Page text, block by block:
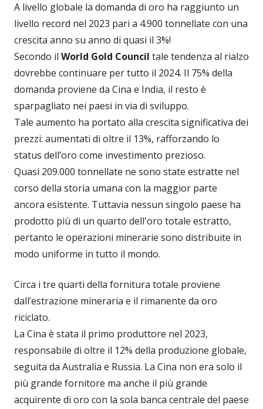
A livello globale la domanda di oro ha raggiunto un
livello record nel 2023 pari a 4.900 tonnellate con una
crescita anno su anno di quasi il 3%!
Secondo il World Gold Council tale tendenza al rialzo
dovrebbe continuare per tutto il 2024. Il 75% della
domanda proviene da Cina e India, il resto è
sparpagliato nei paesi in via di sviluppo.
Tale aumento ha portato alla crescita significativa dei
prezzi: aumentati di oltre il 13%, rafforzando lo
status dell’oro come investimento prezioso.
Quasi 209.000 tonnellate ne sono state estratte nel
corso della storia umana con la maggior parte
ancora esistente. Tuttavia nessun singolo paese ha
prodotto più di un quarto dell'oro totale estratto,
pertanto le operazioni minerarie sono distribuite in
modo uniforme in tutto il mondo.
Circa i tre quarti della fornitura totale proviene
dall’estrazione mineraria e il rimanente da oro
riciclato.
La Cina è stata il primo produttore nel 2023,
responsabile di oltre il 12% della produzione globale,
seguita da Australia e Russia. La Cina non era solo il
più grande fornitore ma anche il più grande
acquirente di oro con la sola banca centrale del paese